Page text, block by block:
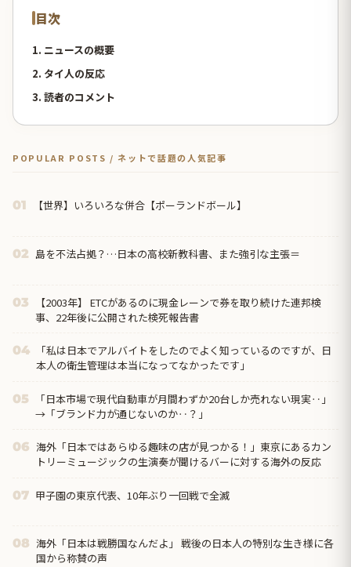
目次
1. ニュースの概要
2. タイ人の反応
3. 読者のコメント
POPULAR POSTS / ネットで話題の人気記事
01 【世界】いろいろな併合【ポーランドボール】
02 島を不法占拠？…日本の高校新教科書、また強引な主張＝
03
【2003年】 ETCがあるのに現金レーンで券を取り続けた連邦検
事、22年後に公開された検死報告書
04
「私は日本でアルバイトをしたのでよく知っているのですが、日
本人の衛生管理は本当になってなかったです」
05
「日本市場で現代自動車が月間わずか20台しか売れない現実‥」
→「ブランド力が通じないのか‥？」
06 海外「日本ではあらゆる趣味の店が見つかる！」東京にあるカン
トリーミュージックの生演奏が聞けるバーに対する海外の反応
07 甲子園の東京代表、10年ぶり一回戦で全滅
08 海外「日本は戦勝国なんだよ」 戦後の日本人の特別な生き様に各
国から称賛の声